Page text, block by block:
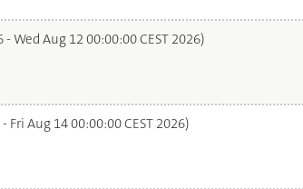
Wed Aug 12 00:00:00 CEST 2026)
Fri Aug 14 00:00:00 CEST 2026)